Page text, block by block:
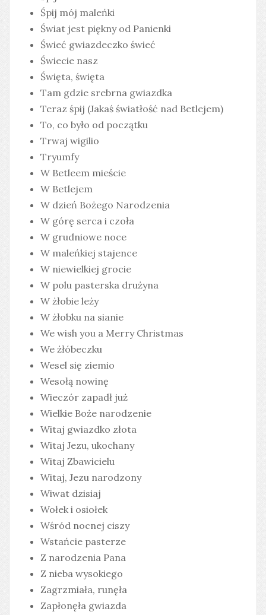
Śpij mój maleńki
Świat jest piękny od Panienki
Świeć gwiazdeczko świeć
Świecie nasz
Święta, święta
Tam gdzie srebrna gwiazdka
Teraz śpij (Jakaś światłość nad Betlejem)
To, co było od początku
Trwaj wigilio
Tryumfy
W Betleem mieście
W Betlejem
W dzień Bożego Narodzenia
W górę serca i czoła
W grudniowe noce
W maleńkiej stajence
W niewielkiej grocie
W polu pasterska drużyna
W żłobie leży
W żłobku na sianie
We wish you a Merry Christmas
We żłóbeczku
Wesel się ziemio
Wesołą nowinę
Wieczór zapadł już
Wielkie Boże narodzenie
Witaj gwiazdko złota
Witaj Jezu, ukochany
Witaj Zbawicielu
Witaj, Jezu narodzony
Wiwat dzisiaj
Wołek i osiołek
Wśród nocnej ciszy
Wstańcie pasterze
Z narodzenia Pana
Z nieba wysokiego
Zagrzmiała, runęła
Zapłonęła gwiazda